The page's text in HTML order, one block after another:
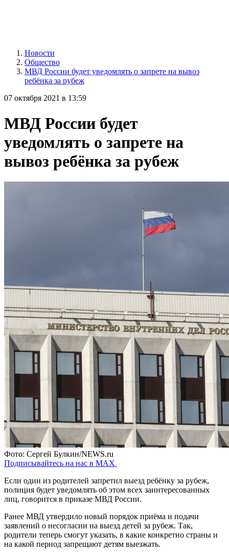
Новости
Общество
МВД России будет уведомлять о запрете на вывоз
ребёнка за рубеж
07 октября 2021 в 13:59
МВД России будет
уведомлять о запрете на
вывоз ребёнка за рубеж
Фото: Сергей Булкин/NEWS.ru
Подписывайтесь на нас в MAX
Если один из родителей запретил выезд ребёнку за рубеж,
полиция будет уведомлять об этом всех заинтересованных
лиц, говорится в приказе МВД России.
Ранее МВД утвердило новый порядок приёма и подачи
заявлений о несогласии на выезд детей за рубеж. Так,
родители теперь смогут указать, в какие конкретно страны и
на какой период запрещают детям выезжать.